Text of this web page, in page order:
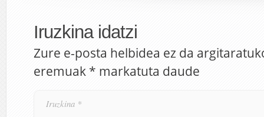
Iruzkina idatzi
Zure e-posta helbidea ez da
eremuak * markatuta daude